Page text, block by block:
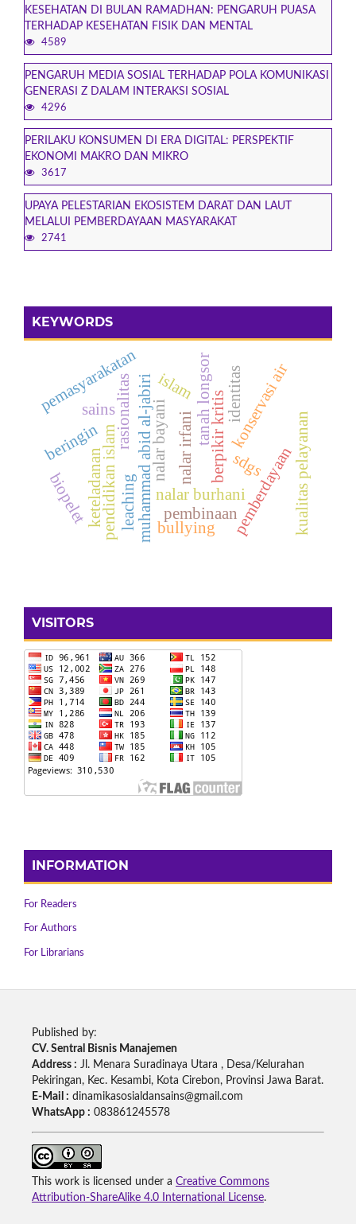
KESEHATAN DI BULAN RAMADHAN: PENGARUH PUASA
TERHADAP KESEHATAN FISIK DAN MENTAL
4589
PENGARUH MEDIA SOSIAL TERHADAP POLA KOMUNIKASI
GENERASI Z DALAM INTERAKSI SOSIAL
4296
PERILAKU KONSUMEN DI ERA DIGITAL: PERSPEKTIF
EKONOMI MAKRO DAN MIKRO
3617
UPAYA PELESTARIAN EKOSISTEM DARAT DAN LAUT
MELALUI PEMBERDAYAAN MASYARAKAT
2741
KEYWORDS
rasionalitasmuhammad abid al-jabiri
pendidikan islam nalar bayaninalar irfani
nalar burhani
berpikir kritis
pemberdayaan
konservasi air
tanah longsor
beringin
sdgs kualitas pelayanan
keteladanan
pemasyarakatan
pembinaan
identitas
bullying
biopelet leaching
islam
sains
VISITORS
INFORMATION
For Readers
For Authors
For Librarians
Published by:
CV. Sentral Bisnis Manajemen
Address : Jl. Menara Suradinaya Utara , Desa/Kelurahan
Pekiringan, Kec. Kesambi, Kota Cirebon, Provinsi Jawa Barat.
E-Mail : dinamikasosialdansains@gmail.com
WhatsApp : 083861245578
This work is licensed under a Creative Commons
Attribution-ShareAlike 4.0 International License.